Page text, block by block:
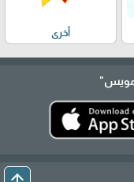
أخرى
مويس"